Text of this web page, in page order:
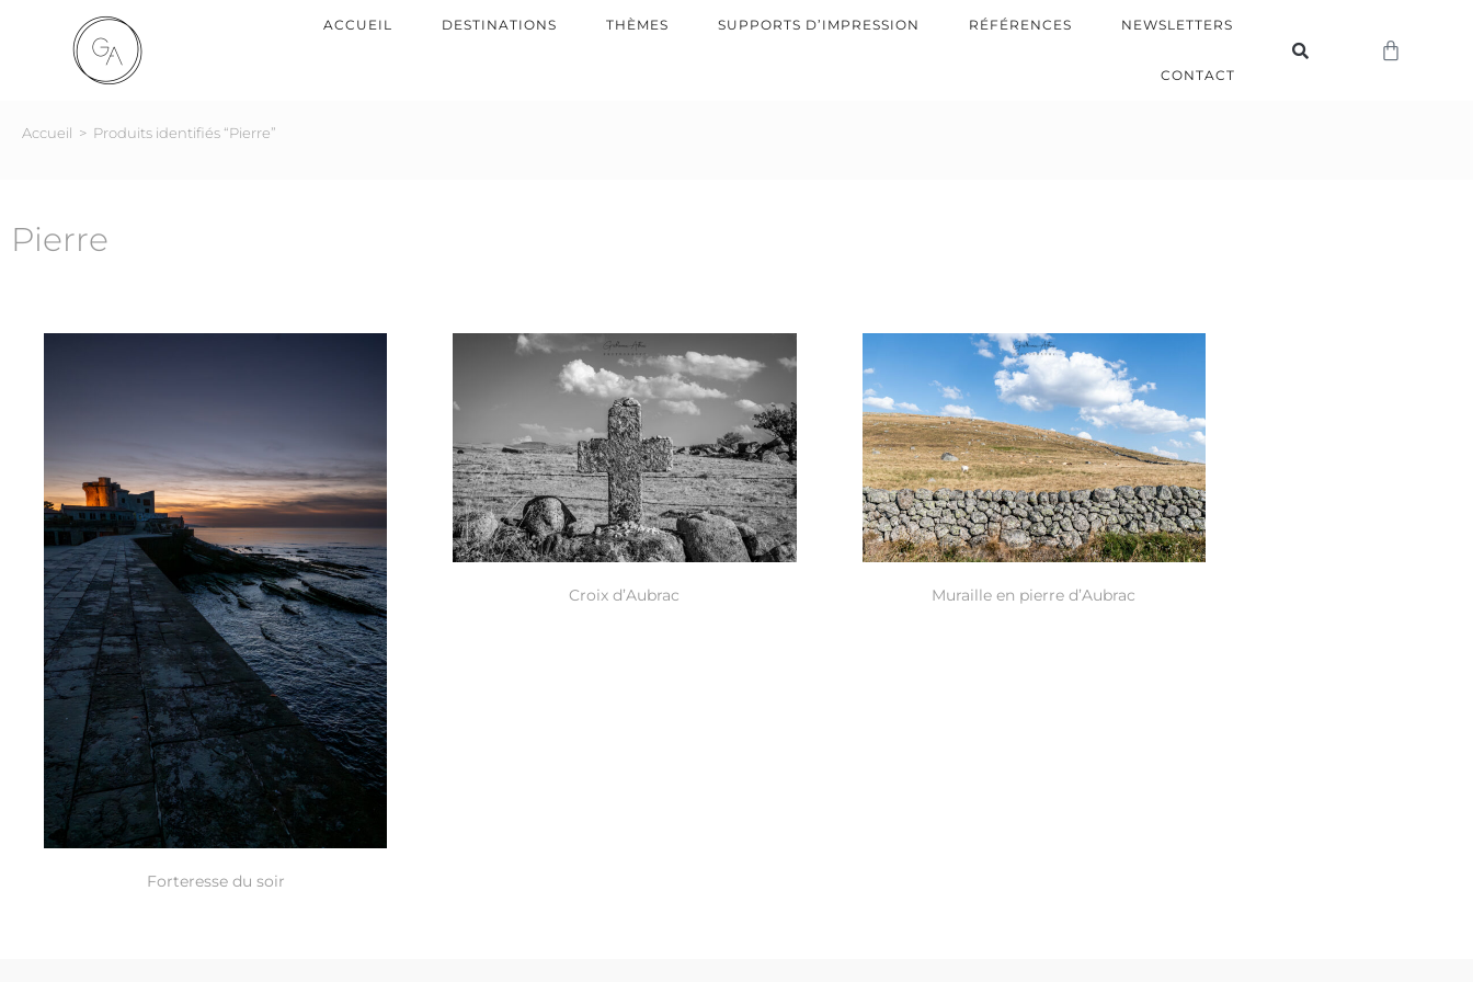
ACCUEIL DESTINATIONS THÈMES SUPPORTS D’IMPRESSION RÉFÉRENCES NEWSLETTERS
CONTACT
Accueil > Produits identifiés “Pierre”
Pierre
Forteresse du soir
Croix d’Aubrac Muraille en pierre d’Aubrac